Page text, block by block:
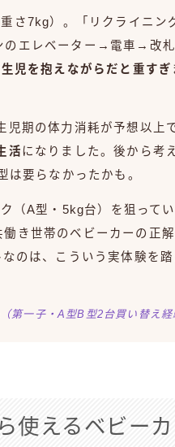
さ7kg）。「リクライニン
のエレベーター→電車→改
児を抱えながらだと重すぎ
期の体力消耗が予想以上
活になりました。後から考
要らなかったかも。
（A型・5kg台）を狙って
き世帯のベビーカーの正
のは、こういう実体験を
第一子・A型B型2台買い替え経
使えるベビー